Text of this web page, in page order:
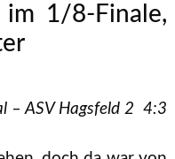
im 1/8-Finale,
– ASV Hagsfeld 2 4:3